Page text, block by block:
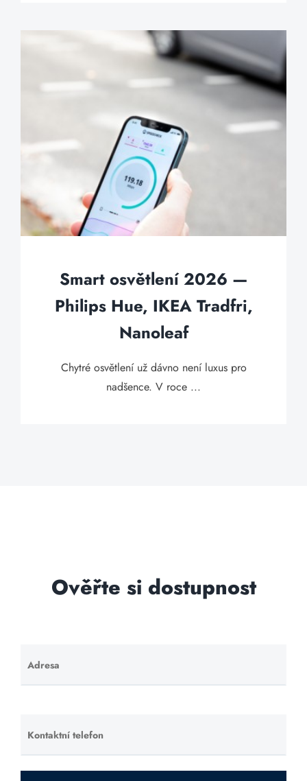
Smart osvětlení 2026 —
Philips Hue, IKEA Tradfri,
Nanoleaf
Chytré osvětlení už dávno není luxus pro
nadšence. V roce ...
Ověřte si dostupnost
Adresa
Ponechte
toto pole
Kontaktní telefon
Ponechte
toto pole
prázdné.